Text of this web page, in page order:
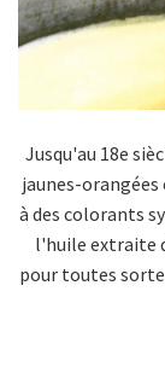
Jusqu'au 18e
jaunes-
à des colorants
l'huile extraite
pour toutes